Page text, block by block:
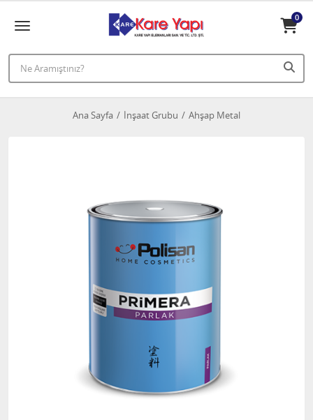
0
Ana Sayfa İnşaat Grubu Ahşap Metal